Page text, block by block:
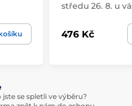
středu 26. 8. u
476 Kč
se spletli ve výběru?